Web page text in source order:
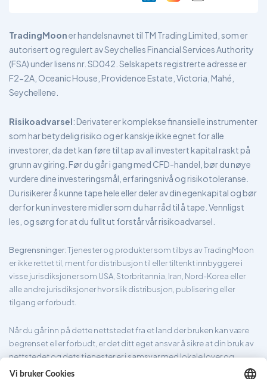
TradingMooner handelsnavnet til TM Trading Limited, som er
autorisert og regulert av Seychelles Financial Services Authority
(FSA) under lisens nr. SD042. Selskapets registrerte adresse er
F2-2A, Oceanic House, Providence Estate, Victoria, Mahé,
Seychellene.
Risikoadvarsel: Derivater er komplekse finansielle instrumenter
som har betydelig risiko og er kanskje ikke egnet for alle
investorer, da det kan føre til tap av all investert kapital raskt på
grunn av giring. Før du går i gang med CFD-handel, bør du nøye
vurdere dine investeringsmål, erfaringsnivå og risikotoleranse.
Du risikerer å kunne tape hele eller deler av din egenkapital og bør
derfor kun investere midler som du har råd til å tape. Vennligst
les, og sørg for at du fullt ut forstår vår risikoadvarsel.
Begrensninger: Tjenester og produkter som tilbys av TradingMoon
er ikke rettet til, ment for distribusjon til eller tiltenkt innbyggere i
visse jurisdiksjoner som USA, Storbritannia, Iran, Nord-Korea eller
alle andre jurisdiksjoner hvor slik distribusjon, publisering eller
tilgang er forbudt.
Når du går inn på dette nettstedet fra et land der bruken kan være
begrenset eller forbudt, er det ditt eget ansvar å sikre at din bruk av
nettstedet og dets tjenester er i samsvar med lokale lover og
forskrifter. TradingMoon garanterer ikke at informasjonen som er